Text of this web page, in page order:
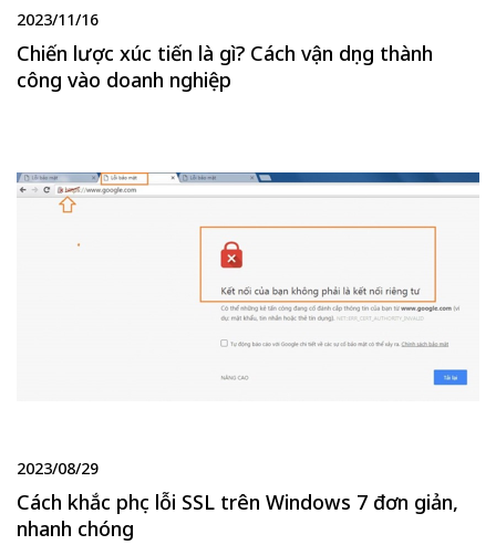
2023/11/16
Chiến lược xúc tiến là gì? Cách vận dụng thành
công vào doanh nghiệp
2023/08/29
Cách khắc phục lỗi SSL trên Windows 7 đơn giản,
nhanh chóng